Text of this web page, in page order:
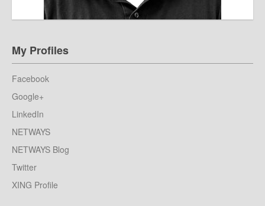
My Profiles
Facebook
Google+
LinkedIn
NETWAYS
NETWAYS Blog
Twitter
XING Profile